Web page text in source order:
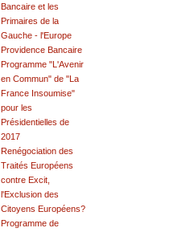
Bancaire et les
Primaires de la
Gauche - l'Europe
Providence Bancaire
Programme "L'Avenir
en Commun" de "La
France Insoumise"
pour les
Présidentielles de
2017
Renégociation des
Traités Européens
contre Excit,
l'Exclusion des
Citoyens Européens?
Programme de